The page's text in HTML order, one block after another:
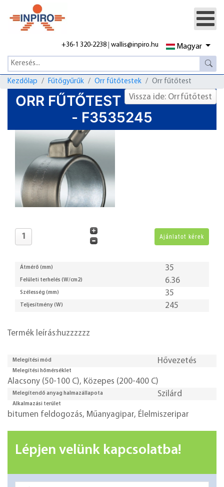
+36-1 320-2238 |wallis@inpiro.hu Magyar
Kezdőlap Fűtőgyűrűk Orr fűtőtestek Orr fűtőtest
Vissza ide: Orrfűtőtest
ORR FŰTŐTEST
- F3535245
Átmérő (mm) 35
Felületi terhelés (W/cm2) 6.36
Szélesség (mm) 35
Teljesítmény (W) 245
Termék leírás:huzzzzzz
Melegítési mód Hővezetés
Melegítési hőmérséklet
Alacsony (50-100 C), Közepes (200-400 C)
Melegítendő anyag halmazállapota Szilárd
Alkalmazási terület
bitumen feldogozás, Műanyagipar, Élelmiszeripar
Lépjen velünk kapcsolatba!